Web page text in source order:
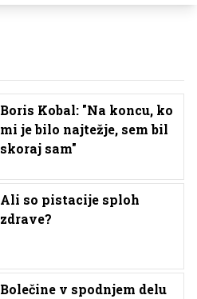
Boris Kobal: "Na koncu, ko
mi je bilo najtežje, sem bil
skoraj sam"
Ali so pistacije sploh
zdrave?
Bolečine v spodnjem delu